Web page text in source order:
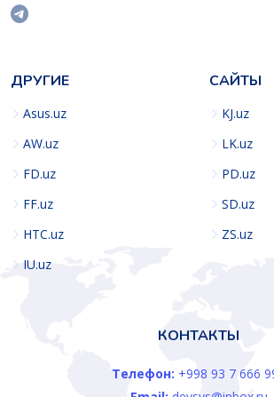
ДРУГИЕ
Asus.uz
AW.uz
FD.uz
FF.uz
HTC.uz
IU.uz
САЙТЫ
KJ.uz
LK.uz
PD.uz
SD.uz
ZS.uz
КОНТАКТЫ
Телефон: +998 93 7 666